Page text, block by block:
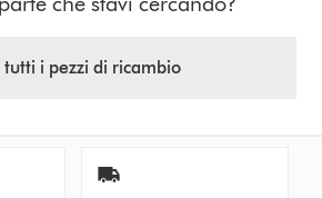
tutti i pezzi di ricambio